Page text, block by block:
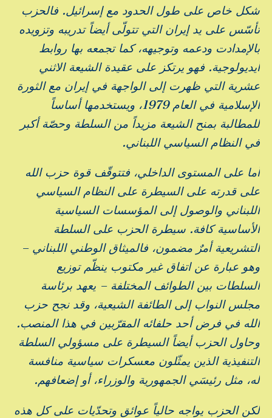
شكل خاص على طول الحدود مع إسرائيل. فالحزب
تأسّس على يد إيران التي تتولّى أيضاً تدريبه وتزويده
بالإمدادت ودعمه وتوجيهه، كما تجمعه بها روابط
أيديولوجية. فهو يرتكز على عقيدة الشيعة الاثني
عشرية التي ظهرت إلى الواجهة في إيران مع الثورة
الإسلامية في العام 1979، ويستخدمها أساساً
للمطالبة بمنح الشيعة مزيداً من السلطة وحصّة أكبر
في النظام السياسي اللبناني.
أما على المستوى الداخلي، فتتوقّف قوة حزب الله
على قدرته على السيطرة على النظام السياسي
اللبناني والوصول إلى المؤسسات السياسية
الأساسية كافة. سيطرة الحزب على السلطة
التشريعية أمرٌ مضمون، فالميثاق الوطني اللبناني –
وهو عبارة عن اتفاق غير مكتوب ينظّم توزيع
السلطات بين الطوائف المختلفة – يعهد برئاسة
مجلس النواب إلى الطائفة الشيعية، وقد نجح حزب
الله في فرض أحد حلفائه المقرّبين في هذا المنصب.
وحاول الحزب أيضاً السيطرة على مسؤولي السلطة
التنفيذية الذين يمثّلون معسكرات سياسية منافسة
له، مثل رئيسَي الجمهورية والوزراء، أو إضعافهم.
لكن الحزب يواجه حالياً عوائق وتحدّيات على كل هذه